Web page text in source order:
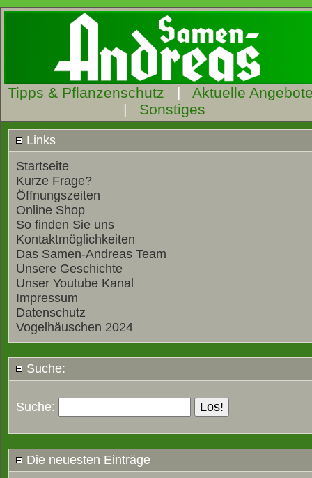
Tipps & Pflanzenschutz | Aktuelle
| Sonstiges
Links
Startseite
Kurze Frage?
Öffnungszeiten
Online Shop
So finden Sie uns
Kontaktmöglichkeiten
Das Samen-Andreas Team
Unsere Geschichte
Unser Youtube Kanal
Impressum
Datenschutz
Vogelhäuschen 2024
Suche:
Suche:
Die neuesten Einträge